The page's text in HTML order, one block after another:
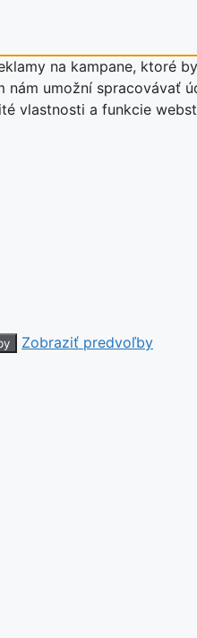
na kampane, ktoré
umožní spracovávať
vlastnosti a funkcie
Zobraziť predvoľby